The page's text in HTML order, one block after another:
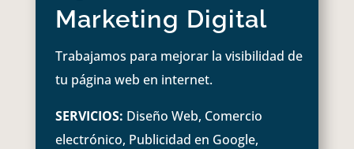
Marketing Digital
Trabajamos para mejorar la visibilidad de
tu página web en internet.
SERVICIOS: Diseño Web, Comercio
electrónico, Publicidad en Google,